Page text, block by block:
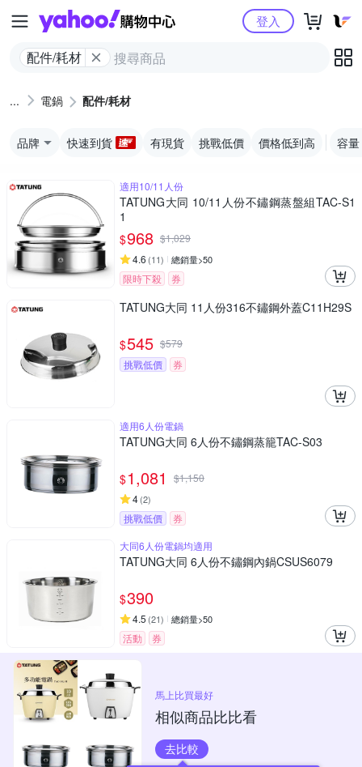
Yahoo購物中心
配件/耗材
登入
電鍋 配件/耗材
品牌 快速到貨 有現貨 挑戰低價 價格低到高 容量
適用10/11人份
TATUNG大同 10/11人份不鏽鋼蒸盤組TAC-S1
1
$968 $1,029
4.6 (11) 總銷量>50
限時下殺 券
TATUNG大同 11人份316不鏽鋼外蓋C11H29S
$545 $579
挑戰低價
券
適用6人份電鍋
TATUNG大同 6人份不鏽鋼蒸籠TAC-S03
$1,081 $1,150
4(2)
挑戰低價
券
大同6人份電鍋均適用
TATUNG大同 6人份不鏽鋼內鍋CSUS6079
$390
4.5 (21) 總銷量>50
活動 券
馬上比買最好
相似商品比比看
去比較